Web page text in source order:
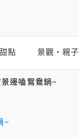
點 景觀‧親子
邊嗑鴛鴦鍋~